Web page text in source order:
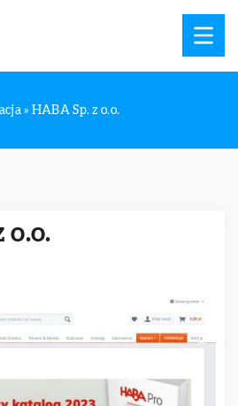
» HABA Sp. z o.o.
o.o.